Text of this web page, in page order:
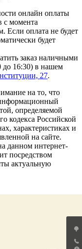
онлайн оплаты
с момента
Если оплата не будет
будет
заказ наличными
до 16:30) в нашем
27.
на то, что
определяемой
кодекса Российской
характеристиках и
на сайте.
данном интернет-
посредством
актуальную